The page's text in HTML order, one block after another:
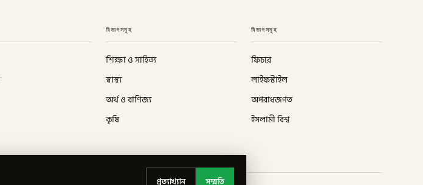
বিভাগসমূহ
শিক্ষা ও সাহিত্য
স্বাস্থ্য
অর্থ ও বাণিজ্য
কৃষি
বিভাগসমূহ
ফিচার
লাইফস্টাইল
অপরাধজগত
ইসলামী বিশ্ব
প্রত্যাখ্যান সম্মতি